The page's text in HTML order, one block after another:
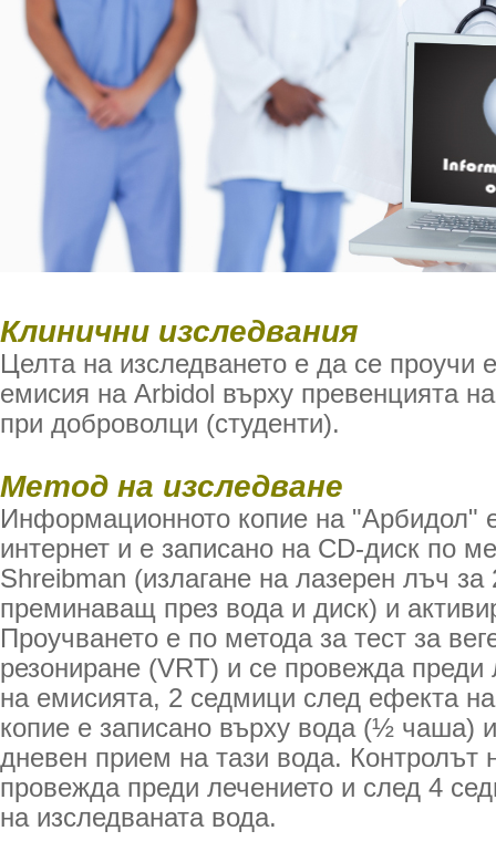
Клинични изследвания
Целта на изследването е да се проучи
емисия на Arbidol върху превенцията
при доброволци (студенти).
Метод на изследване
Информационното копие на "Арбидол"
интернет и е записано на CD-диск по
Shreibman (излагане на лазерен лъч за
преминаващ през вода и диск) и
Проучването е по метода за тест за
резониране (VRT) и се провежда
на емисията, 2 седмици след ефекта
копие е записано върху вода (½ чаша)
дневен прием на тази вода. Контролът
провежда преди лечението и след 4
на изследваната вода.